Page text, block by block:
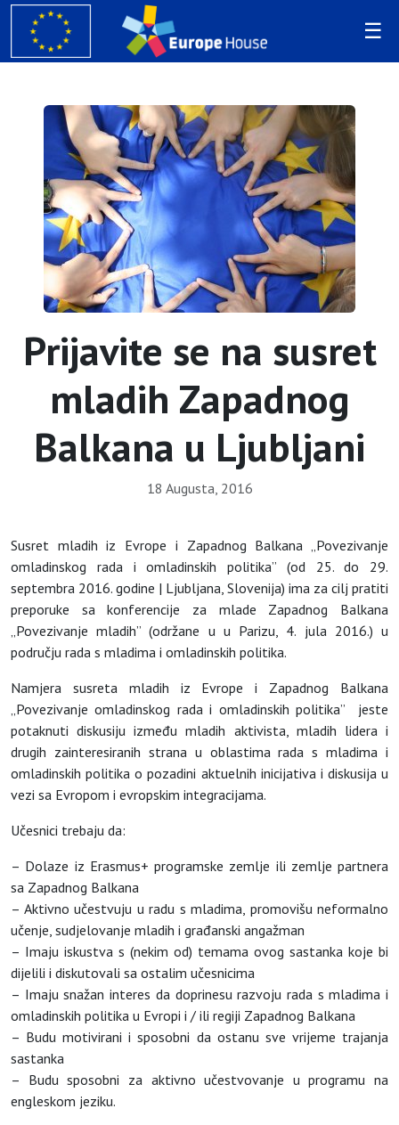
Prijavite se na susret
mladih Zapadnog
Balkana u Ljubljani
18 Augusta, 2016
Susret mladih iz Evrope i Zapadnog Balkana „Povezivanje
omladinskog rada i omladinskih politika” (od 25. do 29.
septembra 2016. godine | Ljubljana, Slovenija) ima za cilj pratiti
preporuke sa konferencije za mlade Zapadnog Balkana
„Povezivanje mladih” (održane u u Parizu, 4. jula 2016.) u
području rada s mladima i omladinskih politika.
Namjera susreta mladih iz Evrope i Zapadnog Balkana
„Povezivanje omladinskog rada i omladinskih politika” jeste
potaknuti diskusiju između mladih aktivista, mladih lidera i
drugih zainteresiranih strana u oblastima rada s mladima i
omladinskih politika o pozadini aktuelnih inicijativa i diskusija u
vezi sa Evropom i evropskim integracijama.
Učesnici trebaju da:
– Dolaze iz Erasmus+ programske zemlje ili zemlje partnera
sa Zapadnog Balkana
– Aktivno učestvuju u radu s mladima, promovišu neformalno
učenje, sudjelovanje mladih i građanski angažman
– Imaju iskustva s (nekim od) temama ovog sastanka koje bi
dijelili i diskutovali sa ostalim učesnicima
– Imaju snažan interes da doprinesu razvoju rada s mladima i
omladinskih politika u Evropi i / ili regiji Zapadnog Balkana
– Budu motivirani i sposobni da ostanu sve vrijeme trajanja
sastanka
– Budu sposobni za aktivno učestvovanje u programu na
engleskom jeziku.